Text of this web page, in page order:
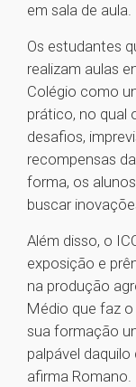
em sala de aula.
Os estudantes
realizam aulas
Colégio como
prático, no qual
desafios,
recompensas
forma, os
buscar
Além disso, o
exposição e
na produção
Médio que faz
sua formação
palpável daquilo
afirma Romano.